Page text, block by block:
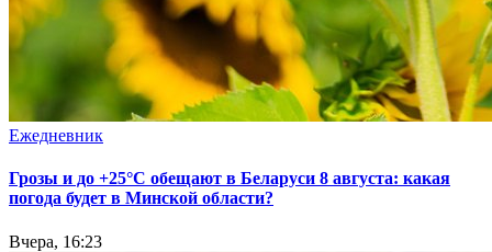
Ежедневник
Грозы и до +25°С обещают в Беларуси 8 августа: какая
погода будет в Минской области?
Вчера, 16:23